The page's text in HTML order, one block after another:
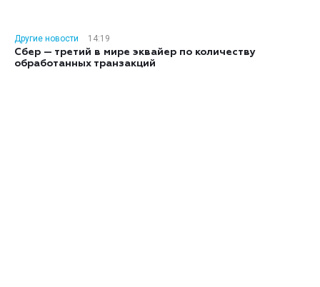
Другие новости
14:19
Сбер — третий в мире эквайер по количеству
обработанных транзакций